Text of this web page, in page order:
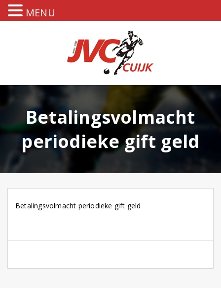
Betalingsvolmacht
periodieke gift geld
Betalingsvolmacht periodieke gift geld
MENU